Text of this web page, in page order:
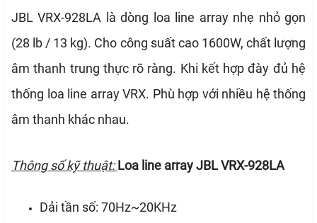
JBL VRX-928LA là dòng loa line array nhẹ nhỏ gọn
(28 lb / 13 kg). Cho công suất cao 1600W, chất lượng
âm thanh trung thực rõ ràng. Khi kết hợp đày đủ hệ
thống loa line array VRX. Phù hợp với nhiều hệ thống
âm thanh khác nhau.
Thông số kỹ thuật:Loa line array JBL VRX-928LA
Dải tần số: 70Hz~20KHz